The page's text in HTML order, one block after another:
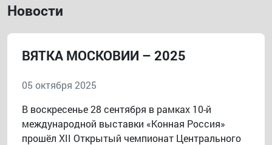
Новости
ВЯТКА МОСКОВИИ – 2025
05 октября 2025
В воскресенье 28 сентября в рамках 10-й
международной выставки «Конная Россия»
прошёл ХII Открытый чемпионат Центрального